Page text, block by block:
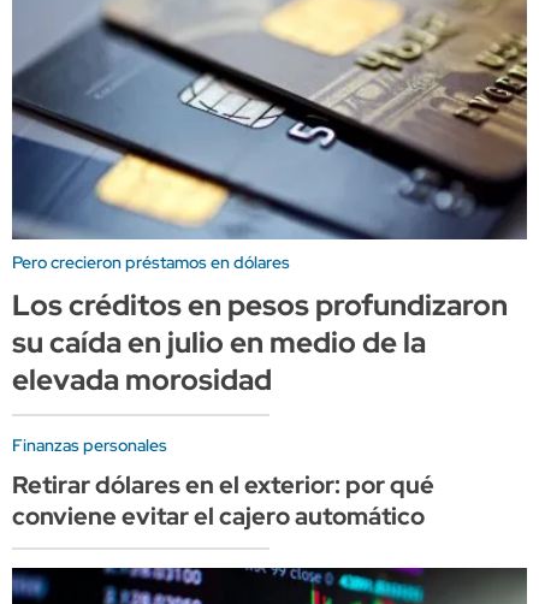
Pero crecieron préstamos en dólares
Los créditos en pesos profundizaron
su caída en julio en medio de la
elevada morosidad
Finanzas personales
Retirar dólares en el exterior: por qué
conviene evitar el cajero automático